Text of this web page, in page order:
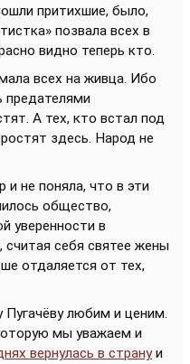
притихшие, было,
позвала всех в
видно теперь кто.
всех на живца. Ибо
предателями
А тех, кто встал под
здесь. Народ не
и не поняла, что в эти
общество,
уверенности в
себя святее жены
отдаляется от тех,
любим и ценим.
мы уважаем и
вернулась в странуи